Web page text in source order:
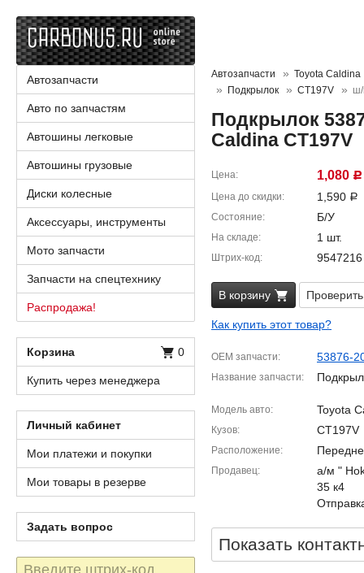
Автозапчасти
Toyota Caldina
Подкрылок
CT197V ш/
Подкрылок
Caldina CT197V
Цена 1,080 Р
Цена до скидки 1,590 Р
Состояние Б/У
На складе 1 шт.
Штрих-код 9547216
В корзину
Как купить этот товар?
OEM запчасти 53876-
Название запчасти
Модель авто Toyota
Кузов CT197V
Расположение
Продавец
а/м "
35 к4
Показать
Автозапчасти
Авто по запчастям
Автошины легковые
Автошины грузовые
Диски колесные
Аксессуары, инструменты
Мото запчасти
Запчасти на спецтехнику
Распродажа!
Корзина 0
Купить через менеджера
Личный кабинет
Мои платежи и покупки
Мои товары в резерве
Задать вопрос
Штрих-